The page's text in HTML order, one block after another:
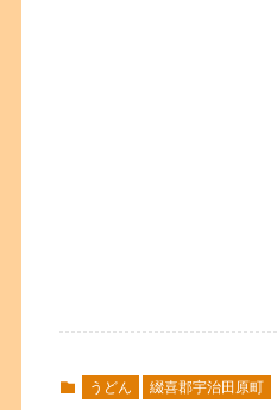
うどん 綴喜郡宇治田原町